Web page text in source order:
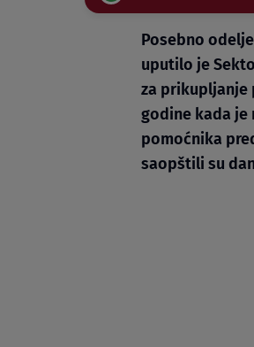
Posebno
uputilo je
za prikupljanje
godine kada je
pomoćnika
saopštili su